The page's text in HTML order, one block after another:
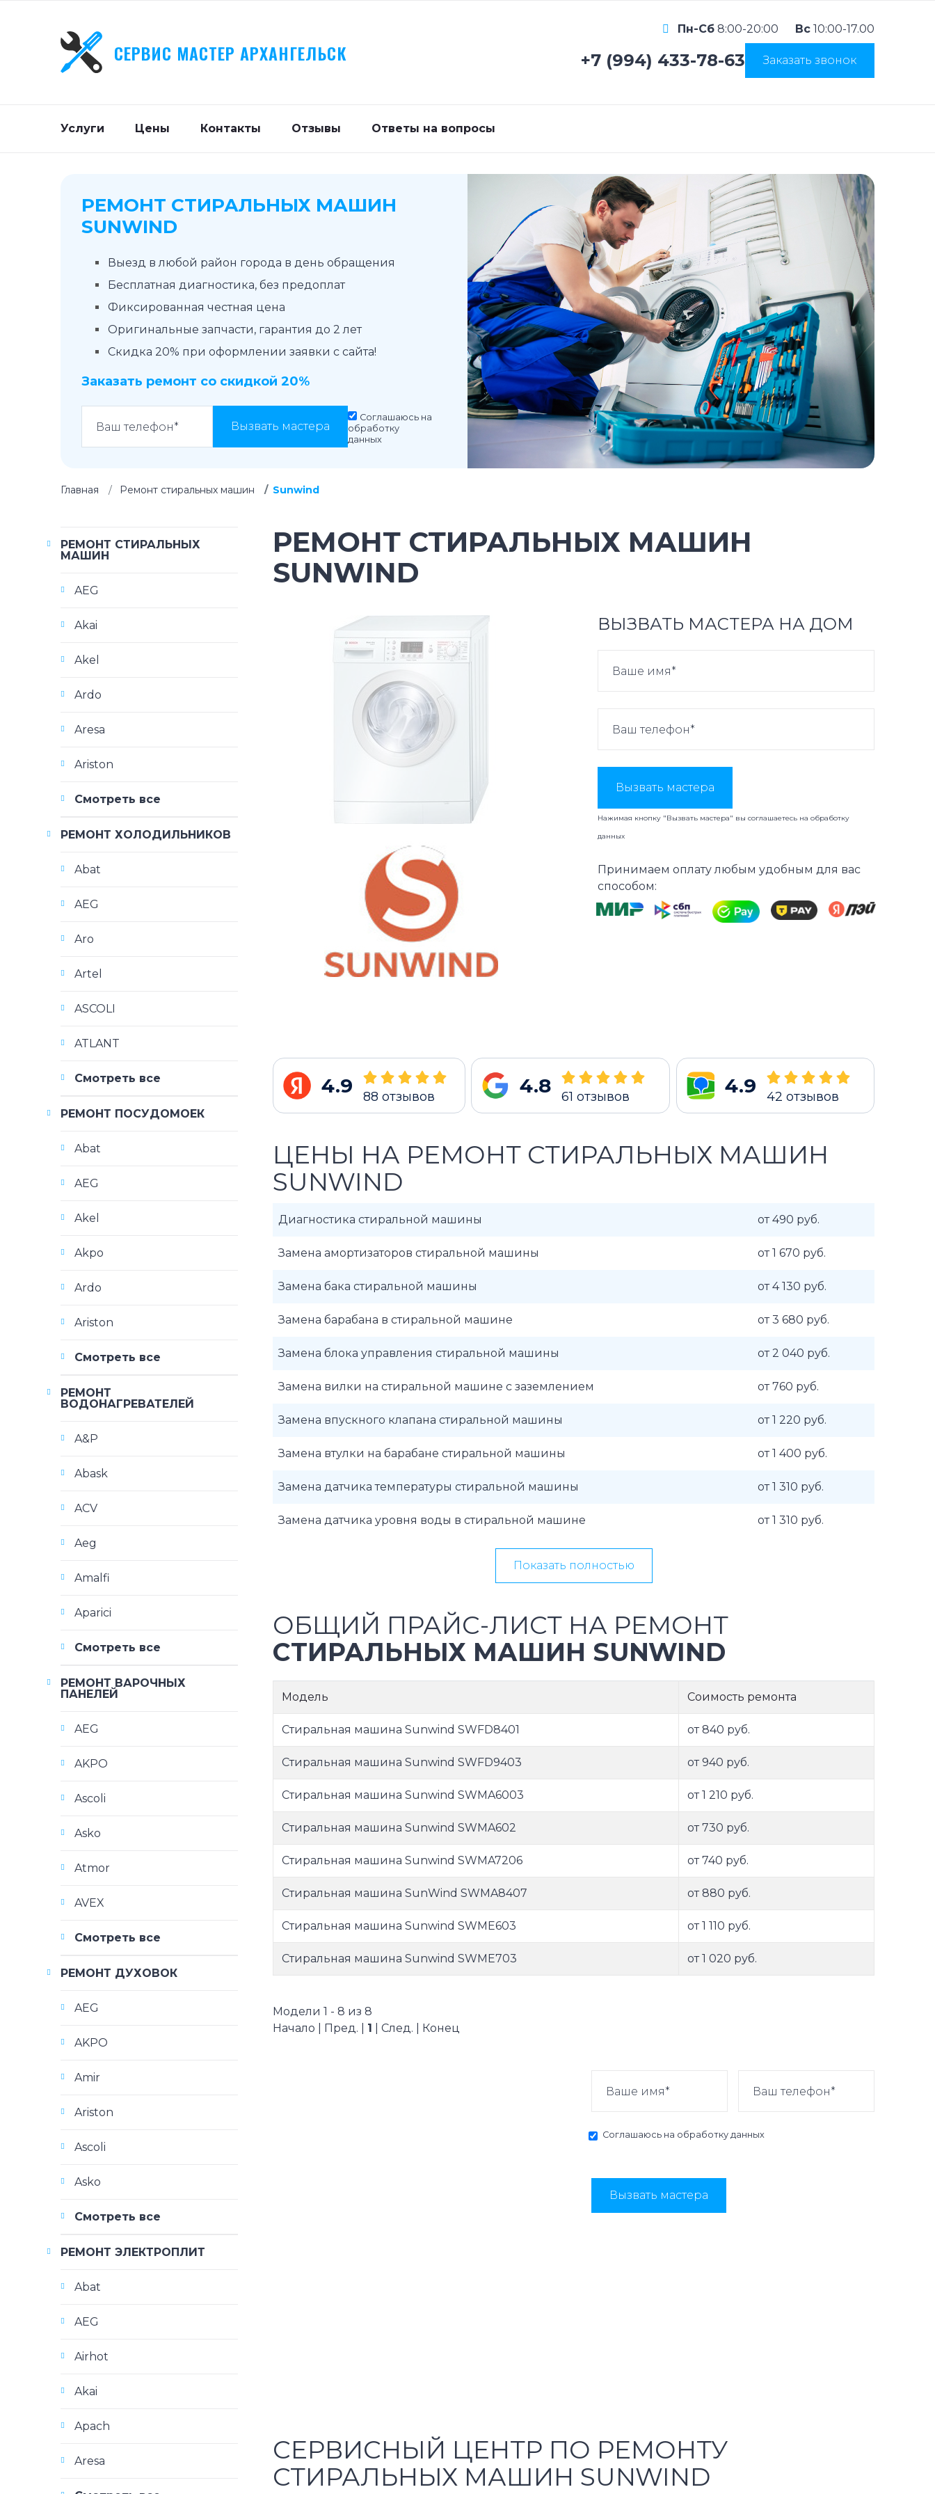
СЕРВИС МАСТЕР АРХАНГЕЛЬСК
Пн-Сб 8:00-20:00 Вс 10:00-17.00
+7 (994) 433-78-63 Заказать звонок
Услуги Цены Контакты Отзывы Ответы на вопросы
РЕМОНТ СТИРАЛЬНЫХ МАШИН
SUNWIND
Выезд в любой район города в день обращения
Бесплатная диагностика, без предоплат
Фиксированная честная цена
Оригинальные запчасти, гарантия до 2 лет
Скидка 20% при оформлении заявки с сайта!
Заказать ремонт со скидкой 20%
Вызвать мастера
Соглашаюсь на
обработку
данных
Главная Ремонт стиральных машин Sunwind
РЕМОНТ СТИРАЛЬНЫХ МАШИН
SUNWIND
ВЫЗВАТЬ МАСТЕРА НА ДОМ
Вызвать мастера
Нажимая кнопку "Вызвать мастера" вы соглашаетесь наобработку
данных
Принимаем оплату любым удобным для вас
способом:
4.9 88 отзывов 4.8 61 отзывов 4.9 42 отзывов
ЦЕНЫ НА РЕМОНТ СТИРАЛЬНЫХ МАШИН
SUNWIND
Диагностика стиральной машины от 490 руб.
Замена амортизаторов стиральной машины от 1 670 руб.
Замена бака стиральной машины от 4 130 руб.
Замена барабана в стиральной машине от 3 680 руб.
Замена блока управления стиральной машины от 2 040 руб.
Замена вилки на стиральной машине с заземлением от 760 руб.
Замена впускного клапана стиральной машины от 1 220 руб.
Замена втулки на барабане стиральной машины от 1 400 руб.
Замена датчика температуры стиральной машины от 1 310 руб.
Замена датчика уровня воды в стиральной машине от 1 310 руб.
Показать полностью
ОБЩИЙ ПРАЙС-ЛИСТ НА РЕМОНТ
СТИРАЛЬНЫХ МАШИН SUNWIND
Модель Соимость ремонта
Стиральная машина Sunwind SWFD8401 от 840 руб.
Стиральная машина Sunwind SWFD9403 от 940 руб.
Стиральная машина Sunwind SWMA6003 от 1 210 руб.
Стиральная машина Sunwind SWMA602 от 730 руб.
Стиральная машина Sunwind SWMA7206 от 740 руб.
Стиральная машина SunWind SWMA8407 от 880 руб.
Стиральная машина Sunwind SWME603 от 1 110 руб.
Стиральная машина Sunwind SWME703 от 1 020 руб.
Модели 1 - 8 из 8
Начало | Пред. | 1 | След. | Конец
Соглашаюсь на обработку данных
Вызвать мастера
СЕРВИСНЫЙ ЦЕНТР ПО РЕМОНТУ
СТИРАЛЬНЫХ МАШИН SUNWIND
РЕМОНТ СТИРАЛЬНЫХ
МАШИН
AEG
Akai
Akel
Ardo
Aresa
Ariston
Смотреть все
РЕМОНТ ХОЛОДИЛЬНИКОВ
Abat
AEG
Aro
Artel
ASCOLI
ATLANT
Смотреть все
РЕМОНТ ПОСУДОМОЕК
Abat
AEG
Akel
Akpo
Ardo
Ariston
Смотреть все
РЕМОНТ
ВОДОНАГРЕВАТЕЛЕЙ
A&P
Abask
ACV
Aeg
Amalfi
Aparici
Смотреть все
РЕМОНТ ВАРОЧНЫХ
ПАНЕЛЕЙ
AEG
AKPO
Ascoli
Asko
Atmor
AVEX
Смотреть все
РЕМОНТ ДУХОВОК
AEG
AKPO
Amir
Ariston
Ascoli
Asko
Смотреть все
РЕМОНТ ЭЛЕКТРОПЛИТ
Abat
AEG
Airhot
Akai
Apach
Aresa